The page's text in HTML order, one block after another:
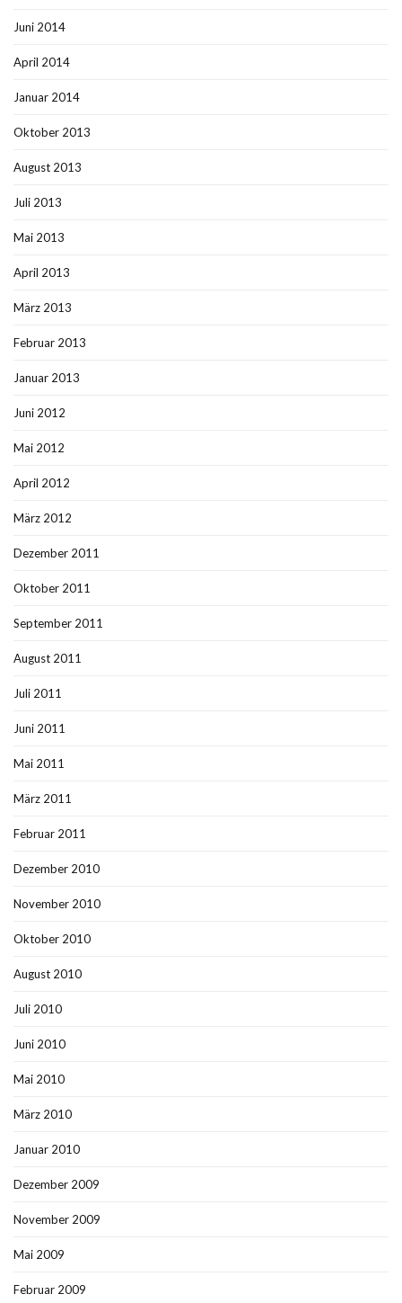
Juni 2014
April 2014
Januar 2014
Oktober 2013
August 2013
Juli 2013
Mai 2013
April 2013
März 2013
Februar 2013
Januar 2013
Juni 2012
Mai 2012
April 2012
März 2012
Dezember 2011
Oktober 2011
September 2011
August 2011
Juli 2011
Juni 2011
Mai 2011
März 2011
Februar 2011
Dezember 2010
November 2010
Oktober 2010
August 2010
Juli 2010
Juni 2010
Mai 2010
März 2010
Januar 2010
Dezember 2009
November 2009
Mai 2009
Februar 2009